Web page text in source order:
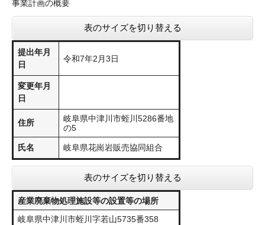
事業計画の概要
表のサイズを切り替える
提出年月
日
令和7年2月3日
変更年月
日
住所
岐阜県中津川市蛭川5286番地
の5
氏名 岐阜県花崗岩販売協同組合
表のサイズを切り替える
産業廃棄物処理施設等の設置等の場所
​岐阜県中津川市蛭川字若山5735番358